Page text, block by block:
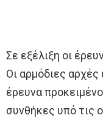
Σε εξέλιξη οι
Οι αρμόδιες αρχές
έρευνα
συνθήκες υπό τις